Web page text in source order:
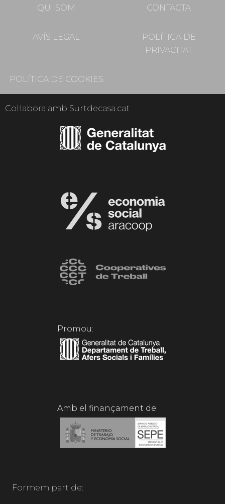
QUI SOM CONTACTA
AVÍS LEGAL
POLÍTICA DE
PRIVACITAT
POLÍTICA DE COOKIES
Col·labora amb Surtdecasa.cat
Promou:
Amb el finançament de:
Formem part de: